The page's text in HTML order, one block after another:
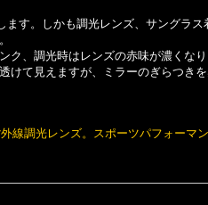
す。しかも調光レンズ、サングラ
、調光時はレンズの赤味が濃くなり
けて見えますが、ミラーのぎらつき
線調光レンズ。スポーツパフォーマ